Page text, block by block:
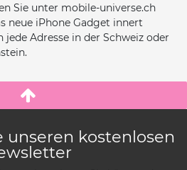
Sie unter mobile-universe.ch
neue iPhone Gadget innert
Adresse in der Schweiz oder
unseren kostenlosen